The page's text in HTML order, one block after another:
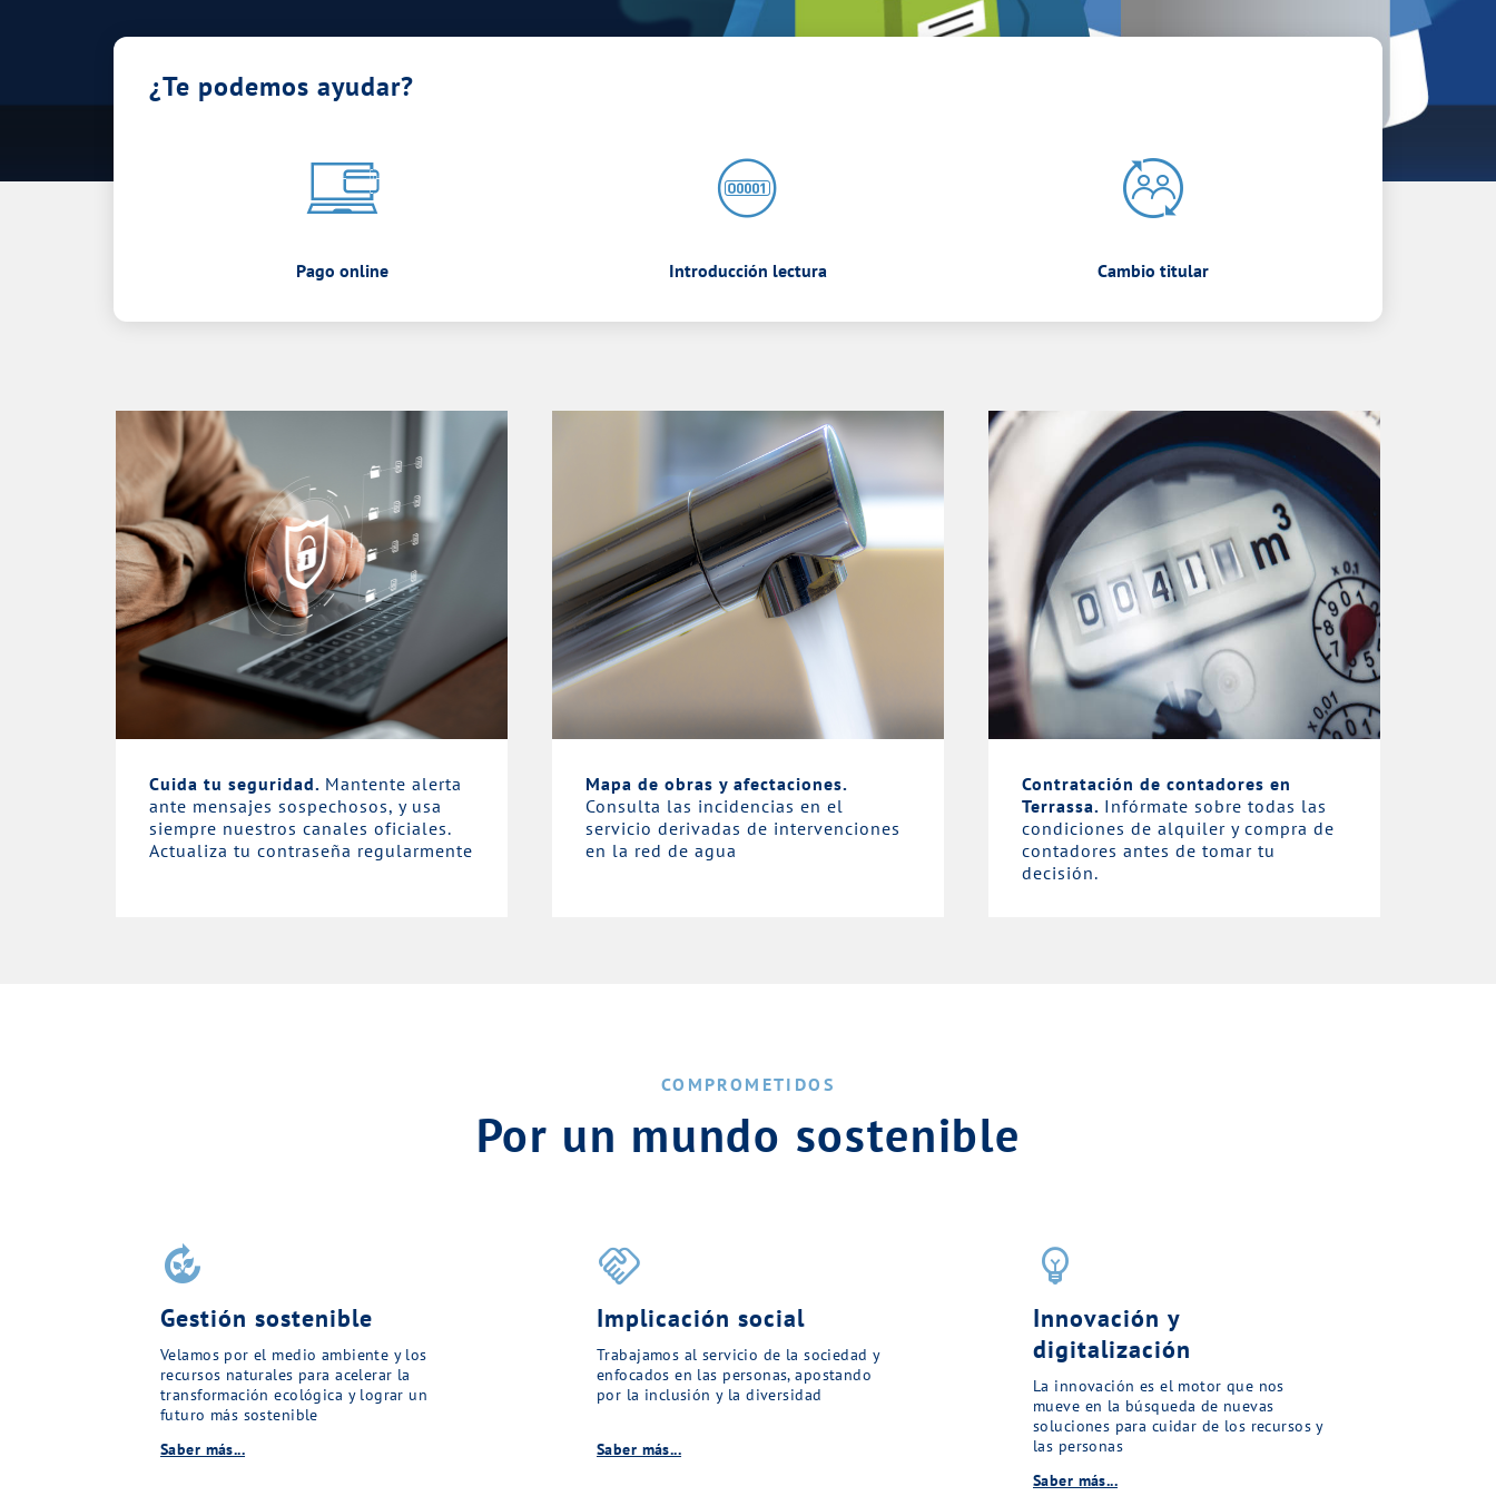
¿Te podemos ayudar?
Pago online Introducción lectura Cambio titular
Cuida tu seguridad. Mantente alerta
ante mensajes sospechosos, y usa
siempre nuestros canales oficiales.
Actualiza tu contraseña regularmente
Mapa de obras y afectaciones.
Consulta las incidencias en el
servicio derivadas de intervenciones
en la red de agua
Contratación de contadores en
Terrassa. Infórmate sobre todas las
condiciones de alquiler y compra de
contadores antes de tomar tu
decisión.
COMPROMETIDOS
Por un mundo sostenible
compost
Gestión sostenible
Velamos por el medio ambiente y los
recursos naturales para acelerar la
transformación ecológica y lograr un
futuro más sostenible
Saber más...
handshake
Implicación social
Trabajamos al servicio de la sociedad y
enfocados en las personas, apostando
por la inclusión y la diversidad
Saber más...
emoji_objects
Innovación y
digitalización
La innovación es el motor que nos
mueve en la búsqueda de nuevas
soluciones para cuidar de los recursos y
las personas
Saber más...